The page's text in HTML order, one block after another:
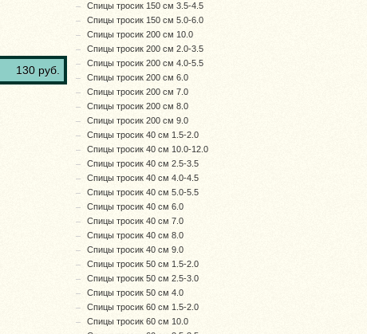
130 руб.
Спицы тросик 150 см 3.5-4.5
Спицы тросик 150 см 5.0-6.0
Спицы тросик 200 см 10.0
Спицы тросик 200 см 2.0-3.5
Спицы тросик 200 см 4.0-5.5
Спицы тросик 200 см 6.0
Спицы тросик 200 см 7.0
Спицы тросик 200 см 8.0
Спицы тросик 200 см 9.0
Спицы тросик 40 см 1.5-2.0
Спицы тросик 40 см 10.0-12.0
Спицы тросик 40 см 2.5-3.5
Спицы тросик 40 см 4.0-4.5
Спицы тросик 40 см 5.0-5.5
Спицы тросик 40 см 6.0
Спицы тросик 40 см 7.0
Спицы тросик 40 см 8.0
Спицы тросик 40 см 9.0
Спицы тросик 50 см 1.5-2.0
Спицы тросик 50 см 2.5-3.0
Спицы тросик 50 см 4.0
Спицы тросик 60 см 1.5-2.0
Спицы тросик 60 см 10.0